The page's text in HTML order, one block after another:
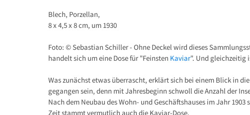
Blech, Porzellan,
8 x 4,5 x 8 cm, um 1930
Foto: © Sebastian Schiller - Ohne Deckel wird dieses
handelt sich um eine Dose für "Feinsten Kaviar". Und gleichzeitig
Was zunächst etwas überrascht, erklärt sich bei einem Blick in
gegangen sein, denn mit Jahresbeginn schwoll die Anzahl der
Nach dem Neubau des Wohn- und Geschäftshauses im Jahr
Zeit stammt vermutlich auch die Kaviar-Dose.